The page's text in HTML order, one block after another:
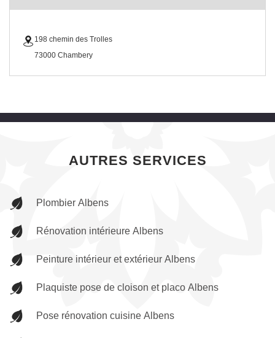
198 chemin des Trolles
73000 Chambery
AUTRES SERVICES
Plombier Albens
Rénovation intérieure Albens
Peinture intérieur et extérieur Albens
Plaquiste pose de cloison et placo Albens
Pose rénovation cuisine Albens